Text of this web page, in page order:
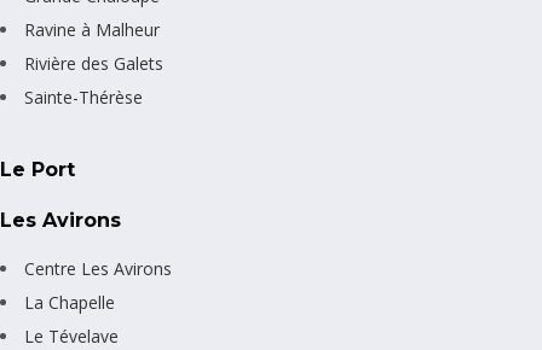
Ravine à Malheur
Rivière des Galets
Sainte-Thérèse
Le Port
Les Avirons
Centre Les Avirons
La Chapelle
Le Tévelave